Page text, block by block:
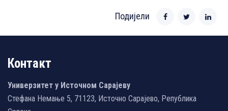
Подијели
Контакт
Универзитет у Источном Сарајеву
Стефана Немање 5, 71123, Источно Сарајево, Република